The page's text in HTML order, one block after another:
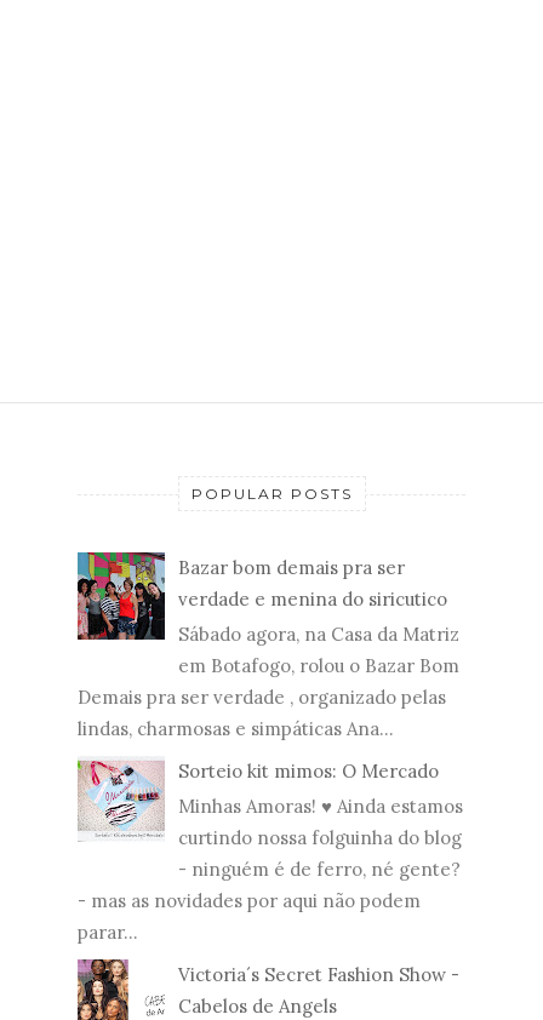
POPULAR POSTS
Bazar bom demais pra ser
verdade e menina do siricutico
Sábado agora, na Casa da Matriz
em Botafogo, rolou o Bazar Bom
Demais pra ser verdade , organizado pelas
lindas, charmosas e simpáticas Ana...
Sorteio kit mimos: O Mercado
Minhas Amoras! ♥ Ainda estamos
curtindo nossa folguinha do blog
- ninguém é de ferro, né gente?
- mas as novidades por aqui não podem
parar...
Victoria´s Secret Fashion Show -
Cabelos de Angels